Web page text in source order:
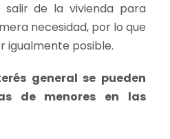
salir de la vivienda para
necesidad, por lo que
igualmente posible.
general se pueden
de menores en las